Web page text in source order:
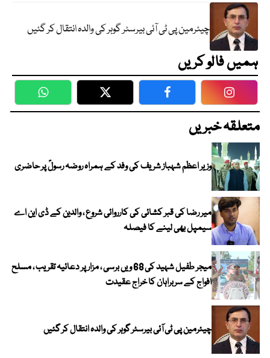
چیئرمین پی ٹی آئی بیرسٹر گوہر کی والدہ انتقال کر گئیں
ہمیں فالو کریں
WhatsApp Twitter Facebook
متعلقہ خبریں
وزیر اعظم شہباز شریف کی وفد کے ہمراہ روضہ رسولؐ پر حاضری
میر رضا کی قبر کشائی کی کارروائی شروع ، والدین کے ڈی این اے
سیمپل بھی لینے کا فیصلہ
میجر طفیل شہید کی 68 ویں برسی ، مزار پر دعائیہ تقریب ، مسلح
افواج کے سربراہان کا خراج عقیدت
چیئرمین پی ٹی آئی بیرسٹر گوہر کی والدہ انتقال کر گئیں